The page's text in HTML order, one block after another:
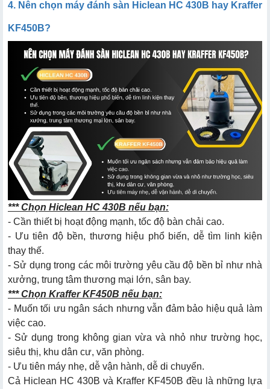
4. Nên chọn máy đánh sàn Hiclean HC 430B hay Kraffer
KF450B?
*** Chọn Hiclean HC 430B nếu bạn:
- Cần thiết bị hoạt động mạnh, tốc độ bàn chải cao.
- Ưu tiên độ bền, thương hiệu phổ biến, dễ tìm linh kiện
thay thế.
- Sử dụng trong các môi trường yêu cầu độ bền bỉ như nhà
xưởng, trung tâm thương mại lớn, sân bay.
*** Chọn Kraffer KF450B nếu bạn:
- Muốn tối ưu ngân sách nhưng vẫn đảm bảo hiệu quả làm
việc cao.
- Sử dụng trong không gian vừa và nhỏ như trường học,
siêu thị, khu dân cư, văn phòng.
- Ưu tiên máy nhẹ, dễ vận hành, dễ di chuyển.
Cả Hiclean HC 430B và Kraffer KF450B đều là những lựa